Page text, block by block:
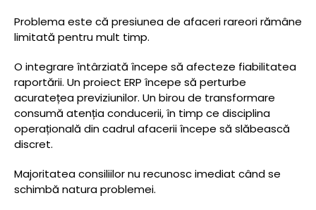
Problema este că presiunea de afaceri rareori rămâne
limitată pentru mult timp.
O integrare întârziată începe să afecteze fiabilitatea
raportării. Un proiect ERP începe să perturbe
acuratețea previziunilor. Un birou de transformare
consumă atenția conducerii, în timp ce disciplina
operațională din cadrul afacerii începe să slăbească
discret.
Majoritatea consiliilor nu recunosc imediat când se
schimbă natura problemei.